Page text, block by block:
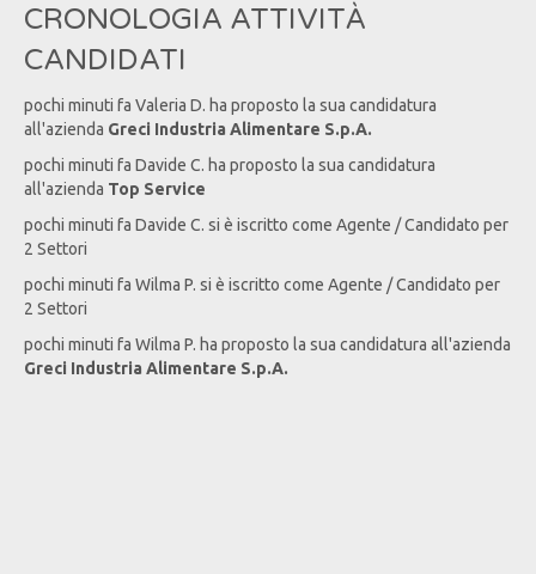
CRONOLOGIA ATTIVITÀ
CANDIDATI
pochi minuti fa Valeria D. ha proposto la sua candidatura
all'azienda Greci Industria Alimentare S.p.A.
pochi minuti fa Davide C. ha proposto la sua candidatura
all'azienda Top Service
pochi minuti fa Davide C. si è iscritto come Agente / Candidato per
2 Settori
pochi minuti fa Wilma P. si è iscritto come Agente / Candidato per
2 Settori
pochi minuti fa Wilma P. ha proposto la sua candidatura all'azienda
Greci Industria Alimentare S.p.A.